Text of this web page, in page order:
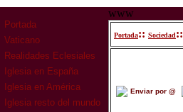
Portada
Vaticano
Realidades Eclesiales
Iglesia en España
Iglesia en América
Iglesia resto del mundo
www
Portada:: Sociedad::
Enviar por @